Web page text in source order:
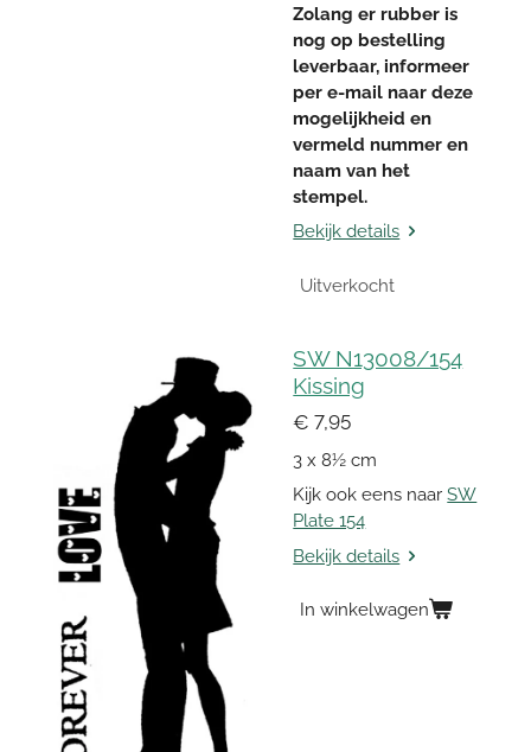
Zolang er rubber is
nog op bestelling
leverbaar, informeer
per e-mail naar deze
mogelijkheid en
vermeld nummer en
naam van het
stempel.
Bekijk details
Uitverkocht
SW N13008/154
Kissing
€ 7,95
3 x 8½ cm
Kijk ook eens naarSW
Plate 154
Bekijk details
In winkelwagen